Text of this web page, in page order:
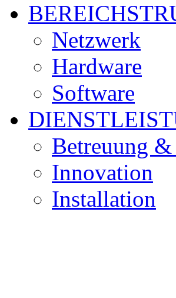
Netzwerk
Hardware
Software
Betreuung
Innovation
Installation